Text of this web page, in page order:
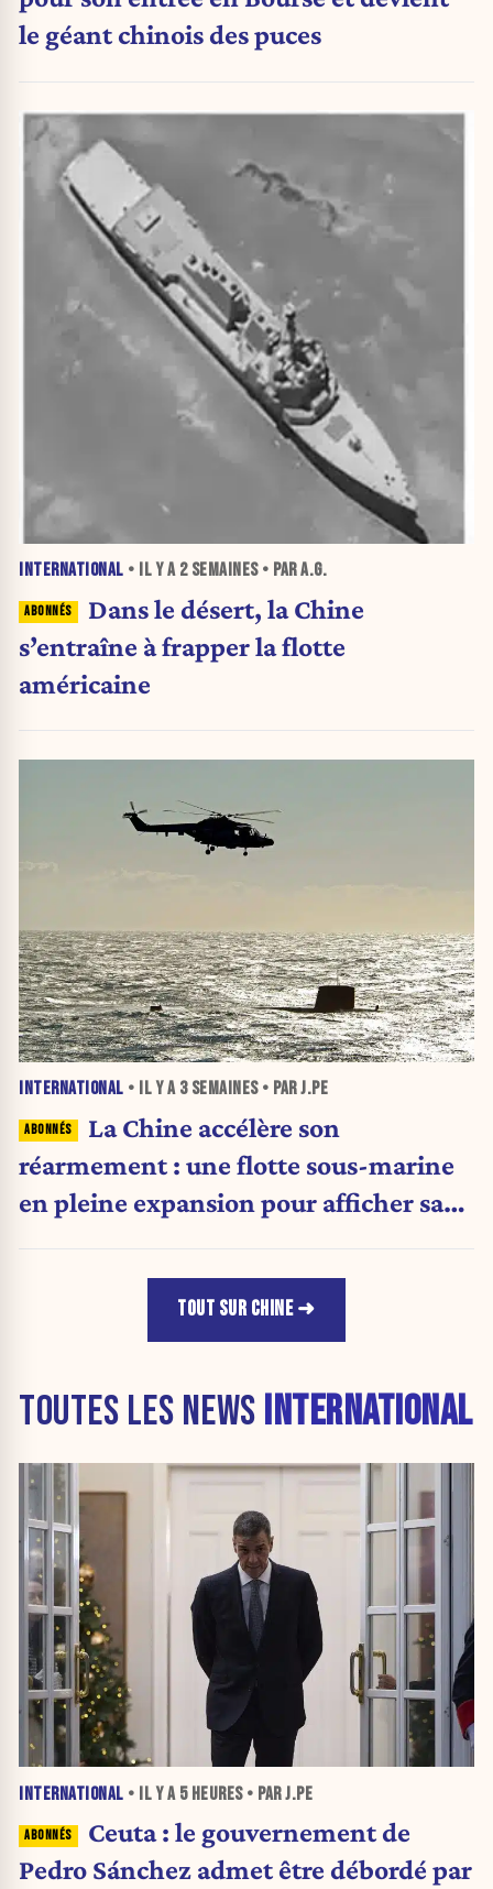
le géant chinois des puces
INTERNATIONAL • IL Y A 2 SEMAINES• PAR A.G.
Dans le désert, la Chine
s’entraîne à frapper la flotte
américaine
INTERNATIONAL • IL Y A 3 SEMAINES• PAR J.PE
La Chine accélère son
réarmement : une flotte sous-marine
en pleine expansion pour afficher sa
TOUT SUR CHINE
TOUTES LES NEWS INTERNATIONAL
INTERNATIONAL • IL Y A 5 HEURES• PAR J.PE
Ceuta : le gouvernement de
Pedro Sánchez admet être débordé par